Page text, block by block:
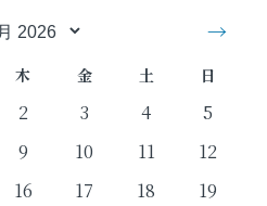
→
木 金 土 日
2 3 4
5
9 10 11
12
16 17 18
19